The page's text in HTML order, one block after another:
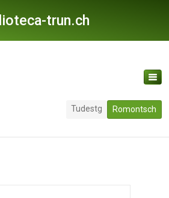
trun.ch
Tudestg Romontsch